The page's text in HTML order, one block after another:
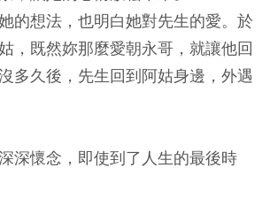
的想法，也明白她對先生的愛。於
，既然妳那麼愛朝永哥，就讓他回
多久後，先生回到阿姑身邊，外遇
深懷念，即使到了人生的最後時